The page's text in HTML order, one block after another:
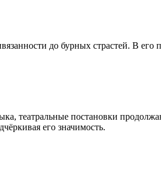
до бурных страстей. В
театральные постановки
его значимость.